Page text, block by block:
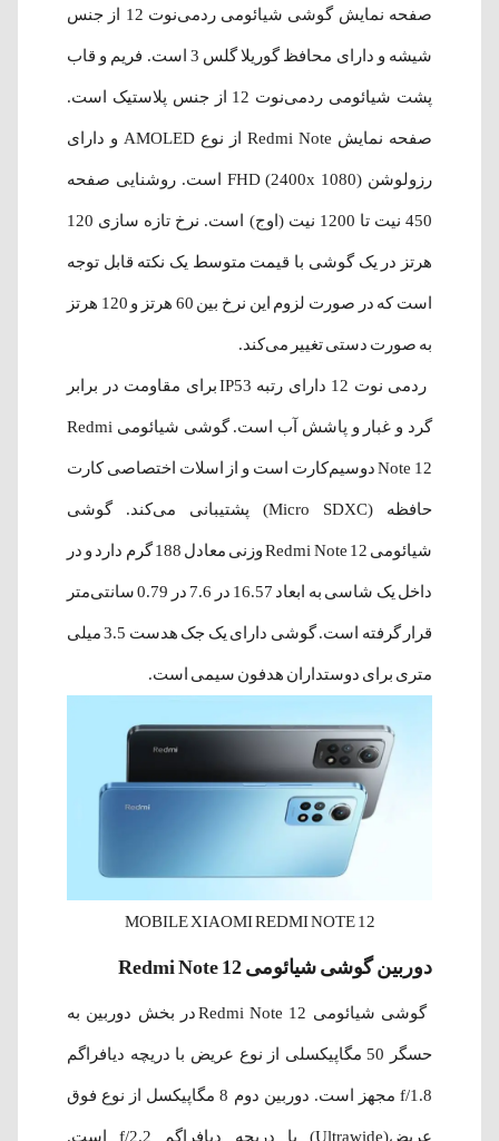
صفحه نمایش گوشی شیائومی ردمی‌نوت 12 از جنس
شیشه و دارای محافظ گوریلا گلس 3 است. فریم و قاب
پشت شیائومی ردمی‌نوت 12 از جنس پلاستیک است.
صفحه نمایش Redmi Note از نوع AMOLED و دارای
رزولوشن FHD (2400x 1080) است. روشنایی صفحه
450 نیت تا 1200 نیت (اوج) است. نرخ تازه سازی 120
هرتز در یک گوشی با قیمت متوسط یک ​​نکته قابل توجه
است که در صورت لزوم این نرخ بین 60 هرتز و 120 هرتز
به صورت دستی تغییر می‌کند.
ردمی نوت 12 دارای رتبه IP53 برای مقاومت در برابر
گرد و غبار و پاشش آب است. گوشی شیائومی Redmi
Note 12 دوسیم‌کارت است و از اسلات اختصاصی کارت
حافظه (Micro SDXC) پشتیبانی می‌کند. گوشی
شیائومی Redmi Note 12 وزنی معادل 188 گرم دارد و در
داخل یک شاسی به ابعاد 16.57 در 7.6 در 0.79 سانتی‌متر
قرار گرفته است. گوشی دارای یک جک هدست 3.5 میلی
متری برای دوستداران هدفون سیمی است.
MOBILE XIAOMI REDMI NOTE 12
دوربین گوشی شیائومی Redmi Note 12
گوشی شیائومی Redmi Note 12 در بخش دوربین به
حسگر 50 مگاپیکسلی از نوع عریض با دریچه دیافراگم
f/1.8 مجهز است. دوربین دوم 8 مگاپیکسل از نوع فوق
عریض(Ultrawide) با دریچه دیافراگم f/2.2 است.